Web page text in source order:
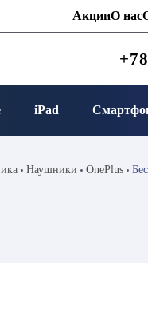
АкцииО нас
iPad
Наушники OnePlus